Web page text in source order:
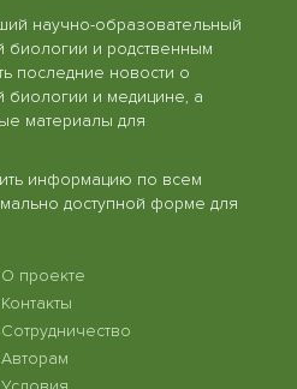
научно-образовательный
биологии и родственным
последние новости о
биологии и медицине, а
материалы для
информацию по всем
доступной форме для
О проекте
Контакты
Сотрудничество
Авторам